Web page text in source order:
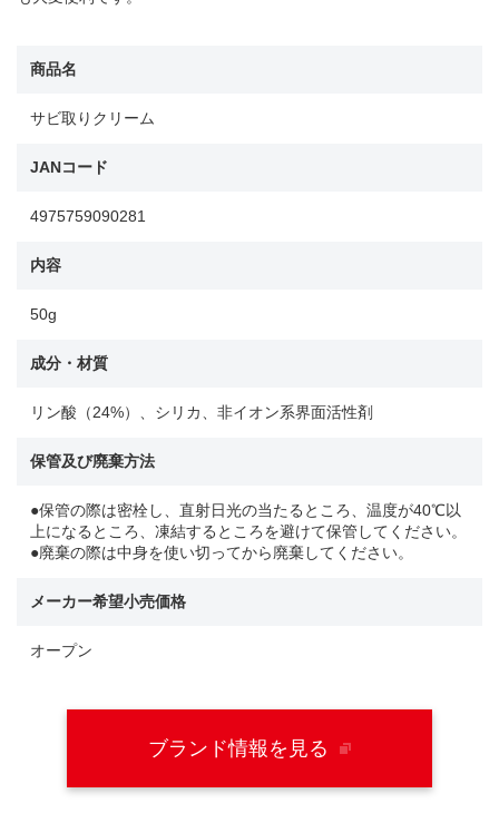
商品名
サビ取りクリーム
JANコード
4975759090281
内容
50g
成分・材質
リン酸（24%）、シリカ、非イオン系界面活性剤
保管及び廃棄方法
●保管の際は密栓し、直射日光の当たるところ、温度が40℃以
上になるところ、凍結するところを避けて保管してください。
●廃棄の際は中身を使い切ってから廃棄してください。
メーカー希望小売価格
オープン
ブランド情報を見る